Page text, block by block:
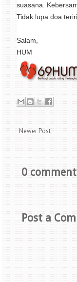
suasana.
Tidak lupa doa
Salam,
HUM
Newer Post
0
Post a